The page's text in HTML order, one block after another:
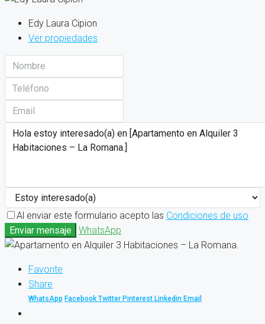
Edy Laura Cipion
Ver propiedades
Al enviar este formulario acepto las Condiciones de uso
Enviar mensaje
WhatsApp
Favorite
Share
WhatsApp Facebook Twitter Pinterest Linkedin Email